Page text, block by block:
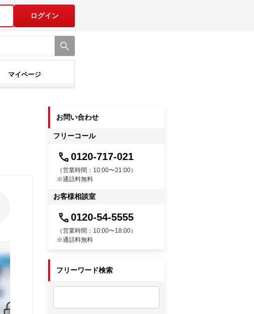
ログイン
マイページ
お問い合わせ
フリーコール
0120-717-021
（営業時間：10:00〜21:00）
※通話料無料
お客様相談室
0120-54-5555
（営業時間：10:00〜18:00）
※通話料無料
フリーワード検索